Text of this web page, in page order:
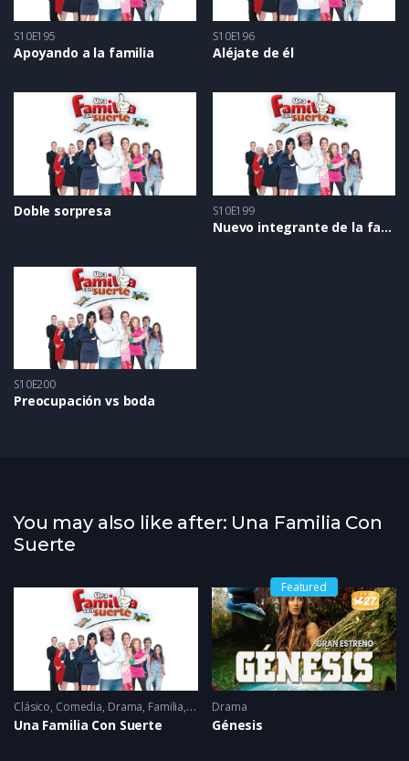
S10E195
Apoyando a la familia
S10E196
Aléjate de él
Doble sorpresa S10E199
Nuevo integrante de la familia
S10E200
Preocupación vs boda
You may also like after: Una Familia Con
Suerte
2014
Clásico, Comedia, Drama, Familia, Romance 2022
Una Familia Con Suerte
Featured
Drama
Génesis